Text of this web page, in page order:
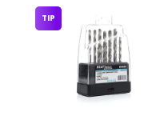
TIP